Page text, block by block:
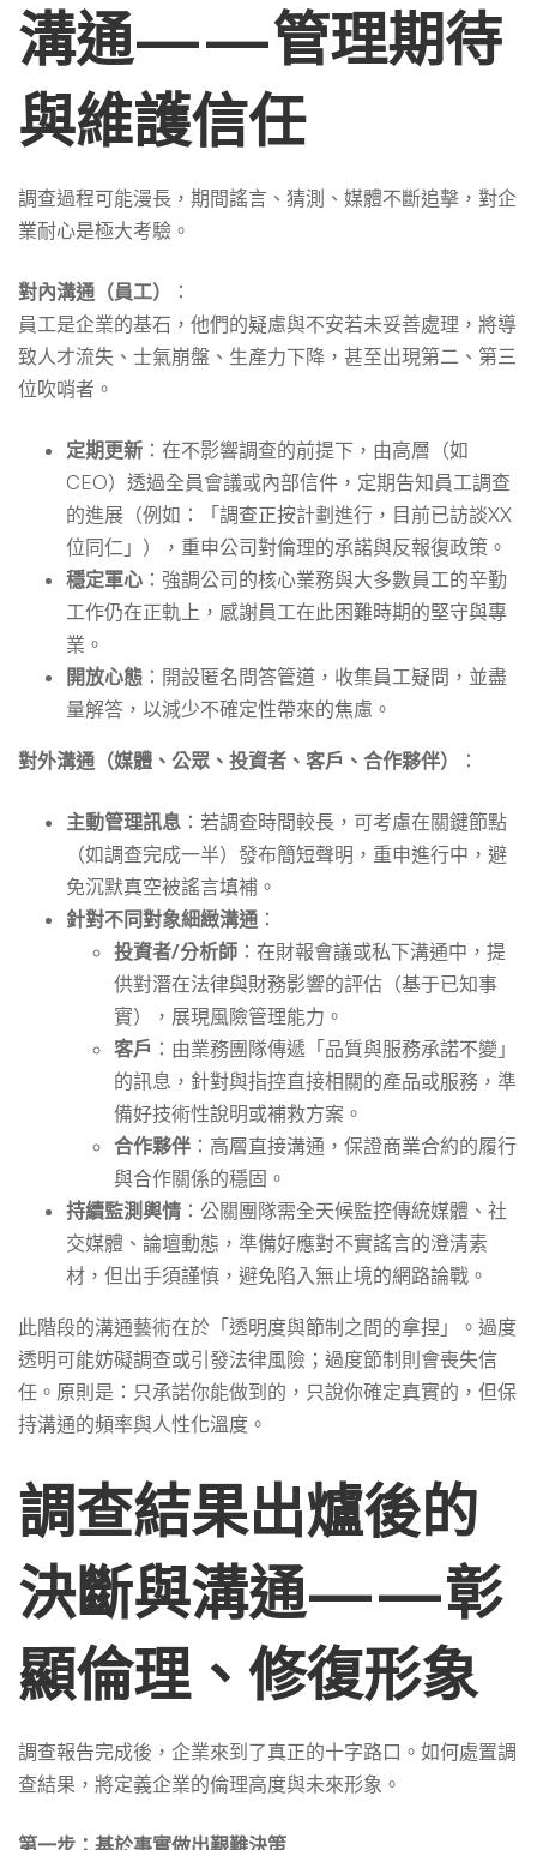
溝通——管理期待
與維護信任
調查過程可能漫長，期間謠言、猜測、媒體不斷追擊，對企
業耐心是極大考驗。
對內溝通（員工）
：
員工是企業的基石，他們的疑慮與不安若未妥善處理，將導
致人才流失、士氣崩盤、生產力下降，甚至出現第二、第三
位吹哨者。
定期更新 ：在不影響調查的前提下，由高層（如
CEO）透過全員會議或內部信件，定期告知員工調查
的進展（例如：「調查正按計劃進行，目前已訪談XX
位同仁」），重申公司對倫理的承諾與反報復政策。
穩定軍心 ：強調公司的核心業務與大多數員工的辛勤
工作仍在正軌上，感謝員工在此困難時期的堅守與專
業。
開放心態 ：開設匿名問答管道，收集員工疑問，並盡
量解答，以減少不確定性帶來的焦慮。
對外溝通（媒體、公眾、投資者、客戶、合作夥伴） ：
主動管理訊息 ：若調查時間較長，可考慮在關鍵節點
（如調查完成一半）發布簡短聲明，重申進行中，避
免沉默真空被謠言填補。
針對不同對象細緻溝通 ：
投資者/分析師 ：在財報會議或私下溝通中，提
供對潛在法律與財務影響的評估（基于已知事
實），展現風險管理能力。
客戶 ：由業務團隊傳遞「品質與服務承諾不變」
的訊息，針對與指控直接相關的產品或服務，準
備好技術性說明或補救方案。
合作夥伴 ：高層直接溝通，保證商業合約的履行
與合作關係的穩固。
持續監測輿情 ：公關團隊需全天候監控傳統媒體、社
交媒體、論壇動態，準備好應對不實謠言的澄清素
材，但出手須謹慎，避免陷入無止境的網路論戰。
此階段的溝通藝術在於「透明度與節制之間的拿捏」。過度
透明可能妨礙調查或引發法律風險；過度節制則會喪失信
任。原則是：只承諾你能做到的，只說你確定真實的，但保
持溝通的頻率與人性化溫度。
調查結果出爐後的
決斷與溝通——彰
顯倫理、修復形象
調查報告完成後，企業來到了真正的十字路口。如何處置調
查結果，將定義企業的倫理高度與未來形象。
第一步：基於事實做出艱難決策